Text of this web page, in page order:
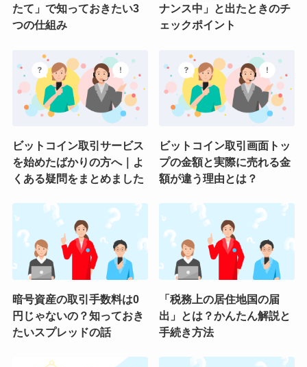
たて」で知っておきたい3
つの仕組み
ナンス中」と出たときのチ
ェックポイント
ビットコイン取引サービス
を始めたばかりの方へ｜よ
くある疑問をまとめました
ビットコイン取引画面トッ
プの金額と実際に売れる金
額が違う理由とは？
暗号資産の取引手数料は0
円じゃないの？知っておき
たいスプレッドの話
「税務上の居住地国の届
出」とは？かんたん解説と
手続き方法